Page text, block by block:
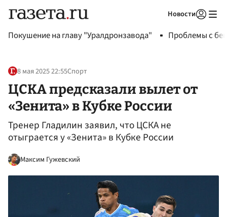
Новости
Покушение на главу "Уралдронзавода" Проблемы с
8 мая 2025 22:55Спорт
ЦСКА предсказали вылет от
«Зенита» в Кубке России
Тренер Гладилин заявил, что ЦСКА не
отыграется у «Зенита» в Кубке России
Максим Гужевский